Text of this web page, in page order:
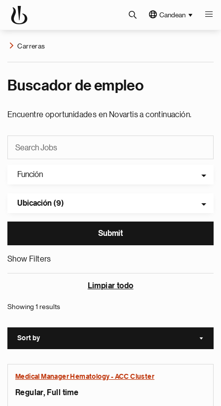
Candean
Carreras
Buscador de empleo
Encuentre oportunidades en Novartis a continuación.
Función
Ubicación (9)
Show Filters
Limpiar todo
Showing 1 results
Sort by Sort
Medical Manager Hematology - ACC Cluster
Regular, Full time